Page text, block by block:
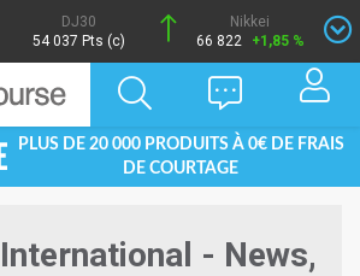
DJ30
54 037 Pts (c)
Nikkei
66 822
+1,85 %
PLUS DE 20 000 PRODUITS À 0€ DE FRAIS
DE COURTAGE
- News,